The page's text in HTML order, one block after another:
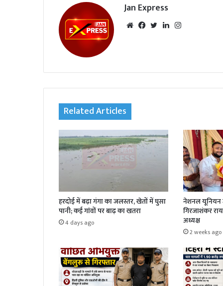
Jan Express
We Fac Twi Lin
Related Articles
हरदोई में बढ़ा गंगा का जलस्तर, खेतों में घुसा
पानी; कई गांवों पर बाढ़ का खतरा
4 days ago
नेशनल यूनियन
गिरजाशंकर
अध्यक्ष
2 weeks ago